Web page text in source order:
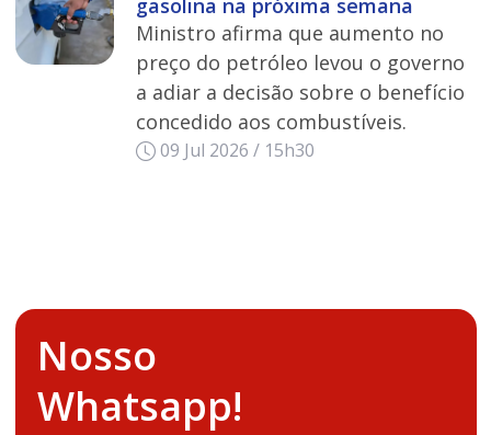
gasolina na próxima semana
Ministro afirma que aumento no
preço do petróleo levou o governo
a adiar a decisão sobre o benefício
concedido aos combustíveis.
09 Jul 2026 / 15h30
Nosso
Whatsapp!